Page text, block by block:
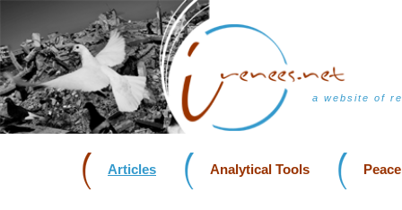
a website of
Articles Analytical Tools